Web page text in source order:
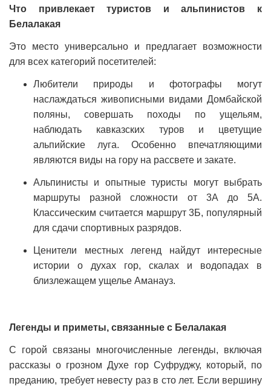
Что привлекает туристов и альпинистов к
Белалакая
Это место универсально и предлагает возможности
для всех категорий посетителей:
Любители природы и фотографы могут
наслаждаться живописными видами Домбайской
поляны, совершать походы по ущельям,
наблюдать кавказских туров и цветущие
альпийские луга. Особенно впечатляющими
являются виды на гору на рассвете и закате.
Альпинисты и опытные туристы могут выбрать
маршруты разной сложности от 3А до 5А.
Классическим считается маршрут 3Б, популярный
для сдачи спортивных разрядов.
Ценители местных легенд найдут интересные
истории о духах гор, скалах и водопадах в
близлежащем ущелье Аманауз.
Легенды и приметы, связанные с Белалакая
С горой связаны многочисленные легенды, включая
рассказы о грозном Духе гор Суфруджу, который, по
преданию, требует невесту раз в сто лет. Если вершину